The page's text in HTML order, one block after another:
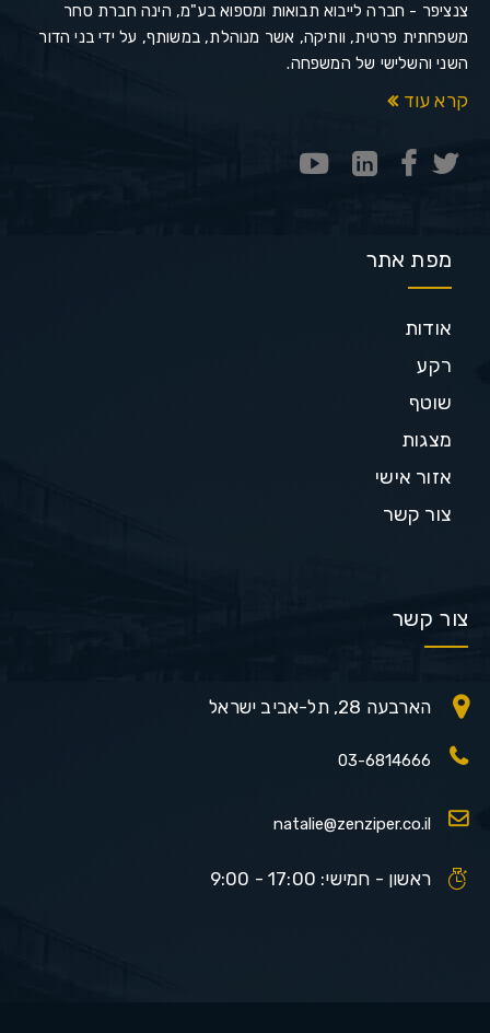
צנציפר - חברה לייבוא תבואות ומספוא בע"מ, הינה חברת סחר
משפחתית פרטית, וותיקה, אשר מנוהלת, במשותף, על ידי בני הדור
השני והשלישי של המשפחה.
קרא עוד
מפת אתר
אודות
רקע
שוטף
מצגות
אזור אישי
צור קשר
צור קשר
הארבעה 28, תל-אביב ישראל
03-6814666
natalie@zenziper.co.il
ראשון - חמישי: 17:00 - 9:00